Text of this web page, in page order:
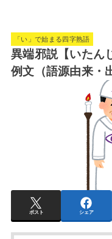
「い」で始まる四字熟語
異端邪説【いたん
例文（語源由来・
ポスト シェア